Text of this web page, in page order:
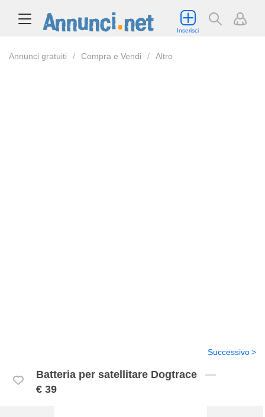
Inserisci
Annunci gratuiti Compra e Vendi Altro
Batteria per satellitare Dogtrace
€ 39
Successivo